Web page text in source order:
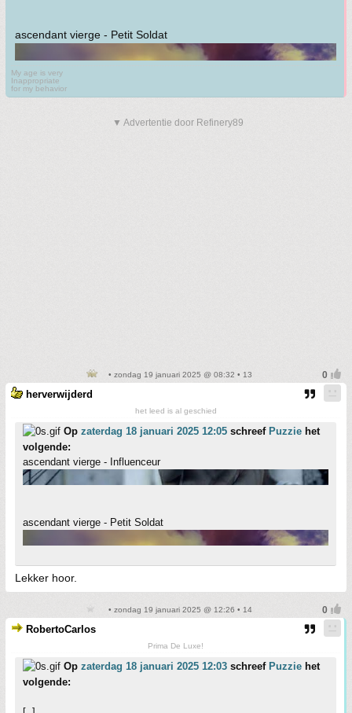
ascendant vierge - Petit Soldat
My age is very
Inappropriate
for my behavior
▼ Advertentie door Refinery89
• zondag 19 januari 2025 @ 08:32 • 13
herverwijderd
het leed is al geschied
Op zaterdag 18 januari 2025 12:05 schreef Puzzie het
volgende:
ascendant vierge - Influenceur
ascendant vierge - Petit Soldat
Lekker hoor.
• zondag 19 januari 2025 @ 12:26 • 14
RobertoCarlos
Prima De Luxe!
Op zaterdag 18 januari 2025 12:03 schreef Puzzie het
volgende: